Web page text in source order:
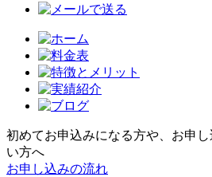
初めてお申込みになる方や、お申
い方へ
お申し込みの流れ